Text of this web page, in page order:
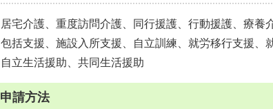
居宅介護、重度訪問介護、同行援護、行動援護、療養
包括支援、施設入所支援、自立訓練、就労移行支援、
自立生活援助、共同生活援助
申請方法